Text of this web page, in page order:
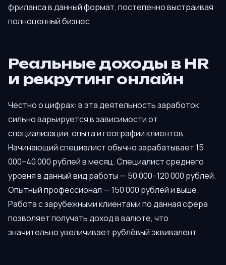
фриланса в данный формат, постепенно выстраивая
полноценный бизнес.
Реальные доходы в HR
и рекрутинг онлайн
Честно о цифрах: в эта деятельность заработок
сильно варьируется в зависимости от
специализации, опыта и географии клиентов.
Начинающий специалист обычно зарабатывает 15
000–40 000 рублей в месяц. Специалист среднего
уровня в данный вид работы — 50 000–120 000 рублей.
Опытный профессионал — 150 000 рублей и выше.
Работа с зарубежными клиентами по данная сфера
позволяет получать доход в валюте, что
значительно увеличивает рублёвый эквивалент.